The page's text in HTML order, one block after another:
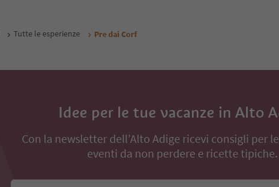
Tutte le esperienze Pre dai Corf
Idee per le tue vacanze in Alto
Con la newsletter dell’Alto Adige ricevi consigli per
eventi da non perdere e ricette tipiche.